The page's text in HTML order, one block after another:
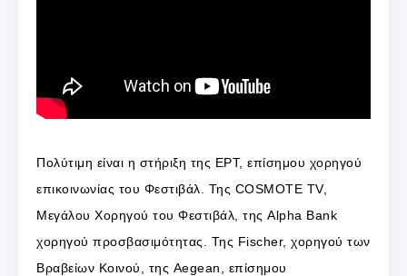
Πολύτιμη είναι η στήριξη της ΕΡΤ, επίσημου χορηγού
επικοινωνίας του Φεστιβάλ. Της COSMOTE TV,
Mεγάλου Xορηγού του Φεστιβάλ, της Alpha Bank
χορηγού προσβασιμότητας. Της Fischer, χορηγού των
Βραβείων Κοινού, της Aegean, επίσημου